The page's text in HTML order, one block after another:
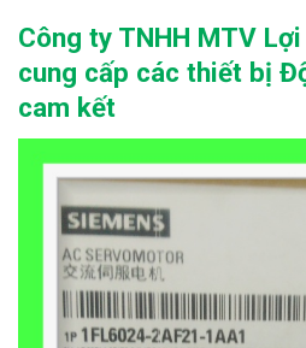
Công ty TNHH MTV
cung cấp các thiết bị
cam kết